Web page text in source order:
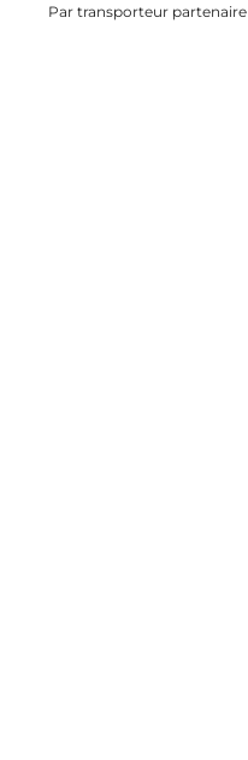
Par transporteur partenaire